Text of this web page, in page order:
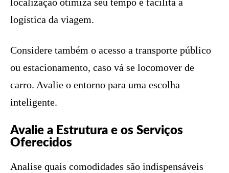
logística da viagem.
Considere também o acesso a transporte público
ou estacionamento, caso vá se locomover de
carro. Avalie o entorno para uma escolha
inteligente.
Avalie a Estrutura e os Serviços
Oferecidos
Analise quais comodidades são indispensáveis